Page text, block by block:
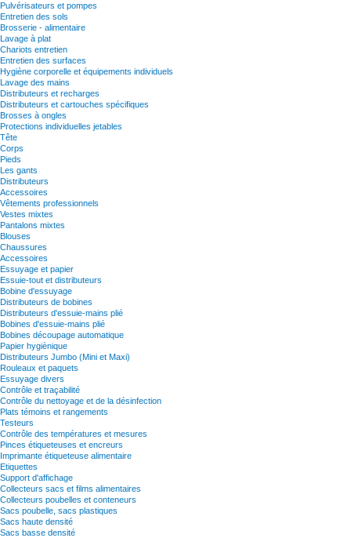
Pulvérisateurs et pompes
Entretien des sols
Brosserie - alimentaire
Lavage à plat
Chariots entretien
Entretien des surfaces
Hygiène corporelle et équipements individuels
Lavage des mains
Distributeurs et recharges
Distributeurs et cartouches spécifiques
Brosses à ongles
Protections individuelles jetables
Tête
Corps
Pieds
Les gants
Distributeurs
Accessoires
Vêtements professionnels
Vestes mixtes
Pantalons mixtes
Blouses
Chaussures
Accessoires
Essuyage et papier
Essuie-tout et distributeurs
Bobine d'essuyage
Distributeurs de bobines
Distributeurs d'essuie-mains plié
Bobines d'essuie-mains plié
Bobines découpage automatique
Papier hygiènique
Distributeurs Jumbo (Mini et Maxi)
Rouleaux et paquets
Essuyage divers
Contrôle et traçabilité
Contrôle du nettoyage et de la désinfection
Plats témoins et rangements
Testeurs
Contrôle des températures et mesures
Pinces étiqueteuses et encreurs
Imprimante étiqueteuse alimentaire
Etiquettes
Support d'affichage
Collecteurs sacs et films alimentaires
Collecteurs poubelles et conteneurs
Sacs poubelle, sacs plastiques
Sacs haute densité
Sacs basse densité